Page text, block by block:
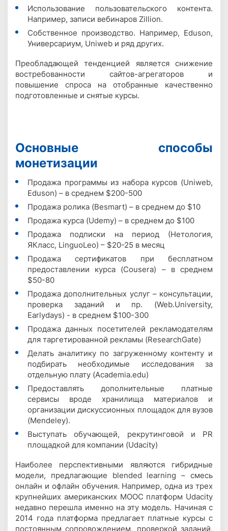
Использование пользовательского контента.
Например, записи вебинаров Zillion.
Собственное производство. Например, Eduson,
Универсариум, Uniweb и ряд других.
Преобладающей тенденцией является снижение
востребованности сайтов-агрегаторов и
повышение спроса на отобранные качественно
подготовленные и снятые курсы.
Основные способы
монетизации
Продажа программы из набора курсов (Uniweb,
Eduson) – в среднем $200-500
Продажа ролика (Besmart) – в среднем до $10
Продажа курса (Udemy) – в среднем до $100
Продажа подписки на период (Нетология,
ЯКласс, LinguoLeo) – $20-25 в месяц
Продажа сертификатов при бесплатном
предоставлении курса (Cousera) – в среднем
$50-80
Продажа дополнительных услуг – консультации,
проверка заданий и пр. (Web.University,
Earlydays) - в среднем $100-300
Продажа данных посетителей рекламодателям
для таргетированной рекламы (ResearchGate)
Делать аналитику по загруженному контенту и
подбирать необходимые исследования за
отдельную плату (Academia.edu)
Предоставлять дополнительные платные
сервисы вроде хранилища материалов и
организации дискуссионных площадок для вузов
(Mendeley).
Выступать обучающей, рекрутинговой и PR
площадкой для компании (Udacity)
Наиболее перспективными являются гибридные
модели, предлагающие blended learning – смесь
онлайн и офлайн обучения. Например, одна из трех
крупнейших американских MOOC платформ Udacity
недавно перешла именно на эту модель. Начиная с
2014 года платформа предлагает платные курсы с
постоянным сопровождением, проверкой заданий,